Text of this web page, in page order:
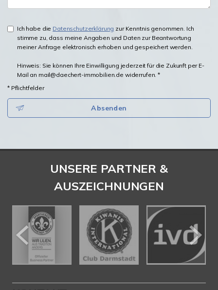
Ich habe die Datenschutzerklärung zur Kenntnis genommen. Ich
stimme zu, dass meine Angaben und Daten zur Beantwortung
meiner Anfrage elektronisch erhoben und gespeichert werden.
Hinweis: Sie können Ihre Einwilligung jederzeit für die Zukunft per E-
Mail an mail@daechert-immobilien.de widerrufen. *
* Pflichtfelder
Absenden
UNSERE PARTNER &
AUSZEICHNUNGEN